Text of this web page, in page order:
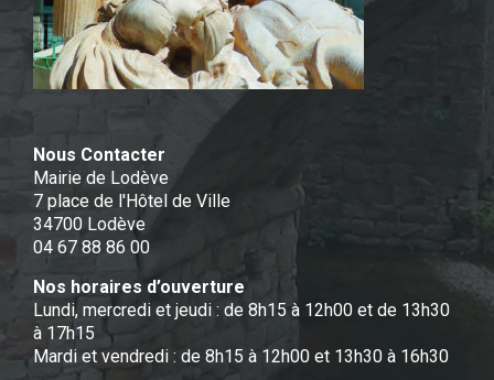
Nous Contacter
Mairie de Lodève
7 place de l'Hôtel de Ville
34700 Lodève
04 67 88 86 00
Nos horaires d’ouverture
Lundi, mercredi et jeudi : de 8h15 à 12h00 et de 13h30
à 17h15
Mardi et vendredi : de 8h15 à 12h00 et 13h30 à 16h30